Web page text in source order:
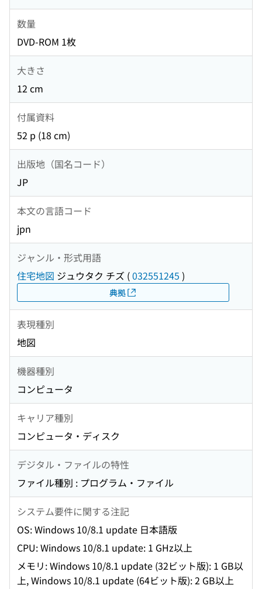
数量
DVD-ROM 1枚
大きさ
12 cm
付属資料
52 p (18 cm)
出版地（国名コード）
JP
本文の言語コード
jpn
ジャンル・形式用語
住宅地図 ジュウタク チズ (032551245 )
典拠
表現種別
地図
機器種別
コンピュータ
キャリア種別
コンピュータ・ディスク
デジタル・ファイルの特性
ファイル種別 : プログラム・ファイル
システム要件に関する注記
OS: Windows 10/8.1 update 日本語版
CPU: Windows 10/8.1 update: 1 GHz以上
メモリ: Windows 10/8.1 update (32ビット版): 1 GB以
上, Windows 10/8.1 update (64ビット版): 2 GB以上